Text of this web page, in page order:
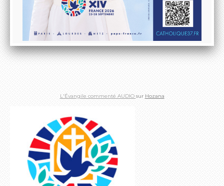
L'Évangile commenté AUDIO sur Hozana